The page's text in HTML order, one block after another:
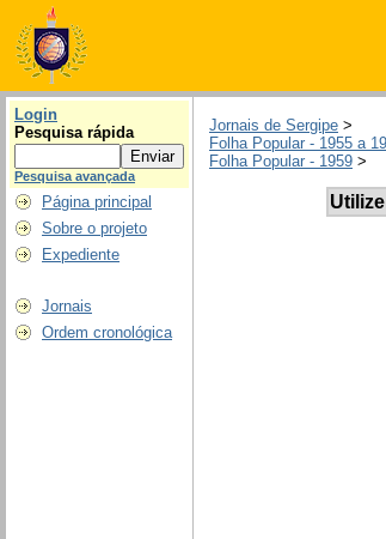
Login
Pesquisa rápida
Pesquisa avançada
Página principal
Sobre o projeto
Expediente
Jornais
Ordem cronológica
Jornais de Sergipe >
Folha Popular - 1955 a
Folha Popular - 1959 >